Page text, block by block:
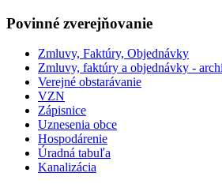
Povinné zverejňovanie
Zmluvy, Faktúry, Objednávky
Zmluvy, faktúry a objednávky -
Verejné obstarávanie
VZN
Zápisnice
Uznesenia obce
Hospodárenie
Úradná tabuľa
Kanalizácia